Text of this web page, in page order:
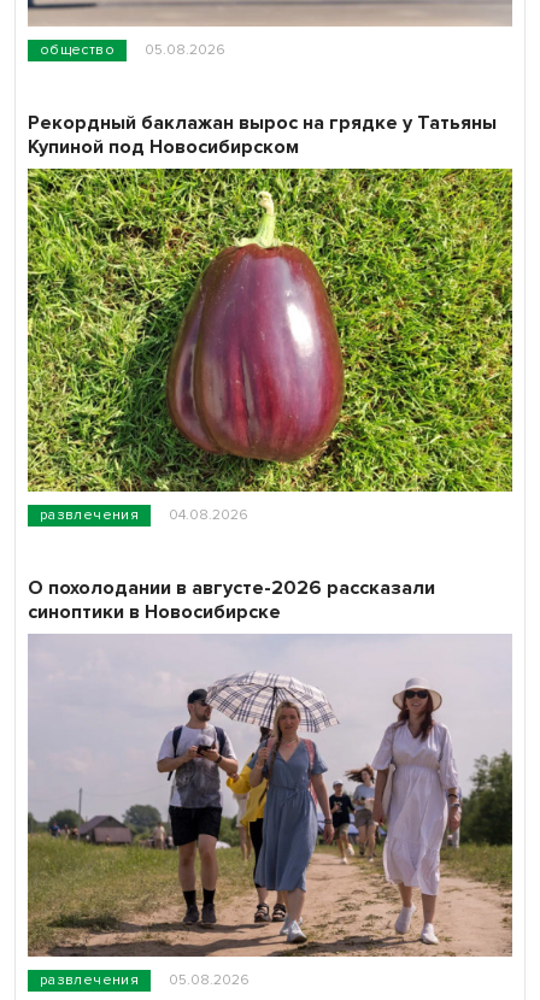
общество 05.08.2026
развлечения 04.08.2026
Рекордный баклажан вырос на грядке у Татьяны
Купиной под Новосибирском
развлечения 05.08.2026
О похолодании в августе-2026 рассказали
синоптики в Новосибирске